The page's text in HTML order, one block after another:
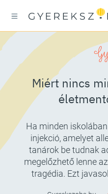
Miért nincs
Ha minden
injekció, amelyet
tanárok be tudnak
megelőzhető lenne
tragédia. Ezt